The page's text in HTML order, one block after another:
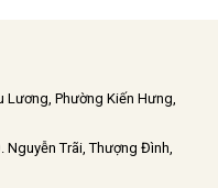
Lương, Phường Kiến Hưng,
Nguyễn Trãi, Thượng Đình,